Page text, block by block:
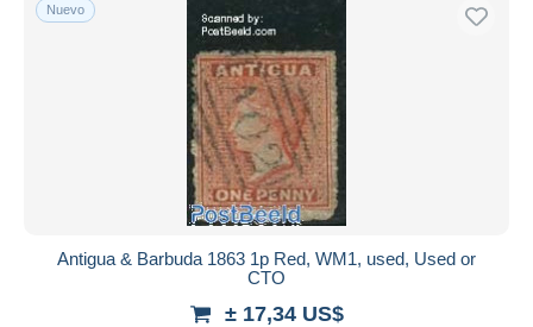
Nuevo
Antigua & Barbuda 1863 1p Red, WM1, used, Used or
CTO
± 17,34 US$